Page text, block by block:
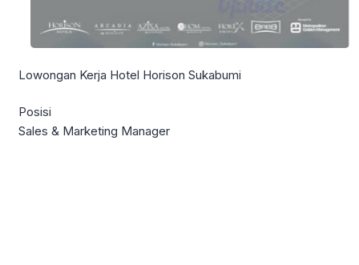
Lowongan Kerja Hotel Horison Sukabumi
Posisi
Sales & Marketing Manager